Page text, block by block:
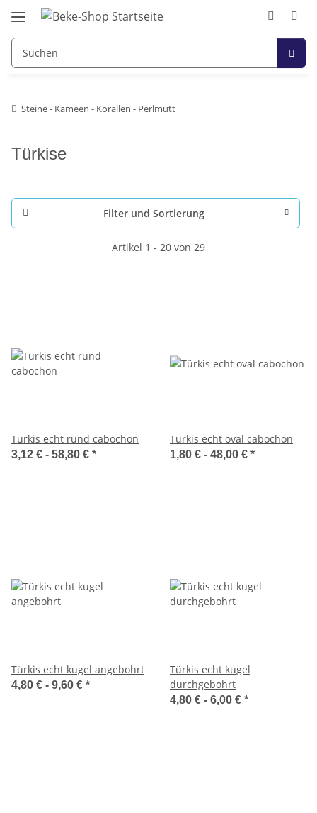
Steine - Kameen - Korallen - Perlmutt
Türkise
Filter und Sortierung
Artikel 1 - 20 von 29
Türkis echt rund cabochon
3,12 € - 58,80 € *
Türkis echt oval cabochon
1,80 € - 48,00 € *
Türkis echt kugel angebohrt
4,80 € - 9,60 € *
Türkis echt kugel
durchgebohrt
4,80 € - 6,00 € *